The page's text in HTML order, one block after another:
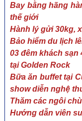
Bay bằng hãng
thế giới
Hành lý gửi 30kg,
Bảo hiểm du lịch
03 đêm khách sạn
tại Golden Rock
Bữa ăn buffet tại
show diễn nghệ
Thăm các ngôi
Hướng dẫn viên